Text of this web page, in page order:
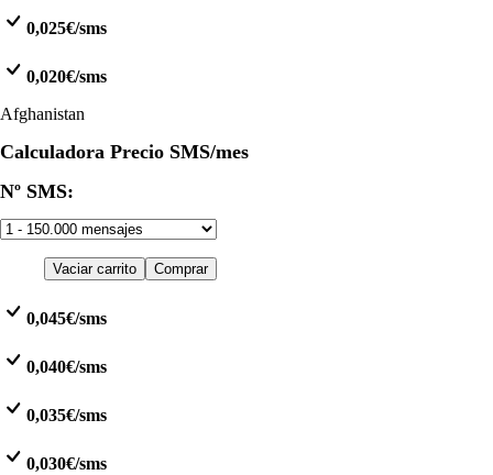
0,025€/sms
0,020€/sms
Afghanistan
Calculadora Precio SMS/mes
Nº SMS:
Vaciar carrito Comprar
0,045€/sms
0,040€/sms
0,035€/sms
0,030€/sms